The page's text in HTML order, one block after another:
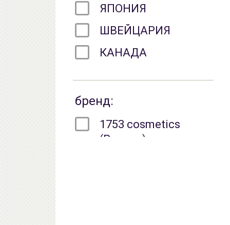
ЯПОНИЯ
ШВЕЙЦАРИЯ
КАНАДА
бренд:
1753 cosmetics
(Россия)